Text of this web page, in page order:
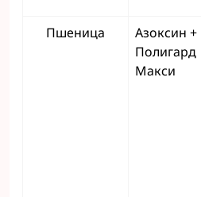
Пшеница
Азоксин +
Полигард
Макси